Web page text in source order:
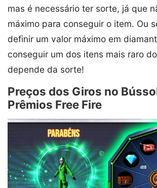
mas é necessário ter sorte, já que
máximo para conseguir o item. Ou
definir um valor máximo em
conseguir um dos itens mais raro
depende da sorte!
Preços dos Giros no
Prêmios Free Fire